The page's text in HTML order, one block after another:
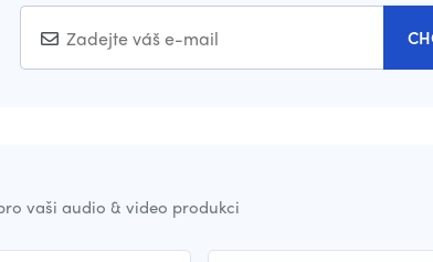
vaši audio & video produkci